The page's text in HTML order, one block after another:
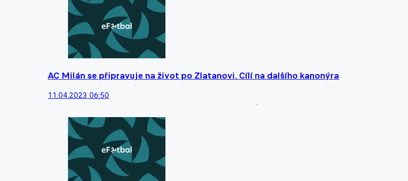
AC Milán se připravuje na život po Zlatanovi. Cílí na dalšího kanonýra
11.04.2023 06:50